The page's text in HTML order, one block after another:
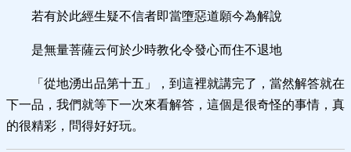
若有於此經生疑不信者即當墮惡道願今為解說
是無量菩薩云何於少時教化令發心而住不退地
「從地湧出品第十五」，到這裡就講完了，當然解答就在
下一品，我們就等下一次來看解答，這個是很奇怪的事情，真
的很精彩，問得好好玩。